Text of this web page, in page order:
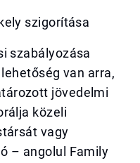
szigorítása
szabályozása
van arra,
jövedelmi
közeli
vagy
– angolul Family